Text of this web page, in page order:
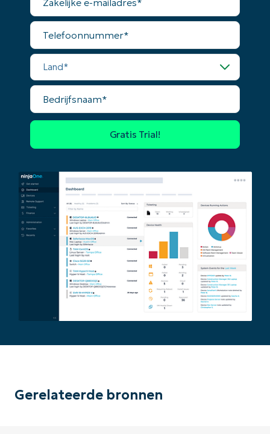
mailadres*
Telefoonnummer*
Land*
Bedrijfsnaam*
Gerelateerde bronnen
Begin uw trial van 14 dagen
Geen creditcard nodig, volledige toegang tot
Land